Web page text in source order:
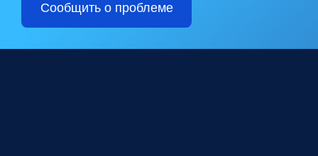
Сообщить о проблеме